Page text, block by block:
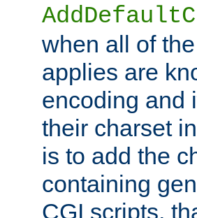
when all of
applies are
encoding and
their charset
is to add the
containing
CGI scripts,